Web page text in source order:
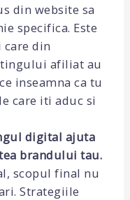
din website sa
specifica. Este
care din
afiliat au
inseamna ca tu
care iti aduc si
digital ajuta
brandului tau.
scopul final nu
Strategiile